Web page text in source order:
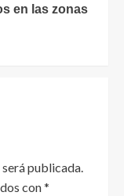
en las zonas
publicada.
con*